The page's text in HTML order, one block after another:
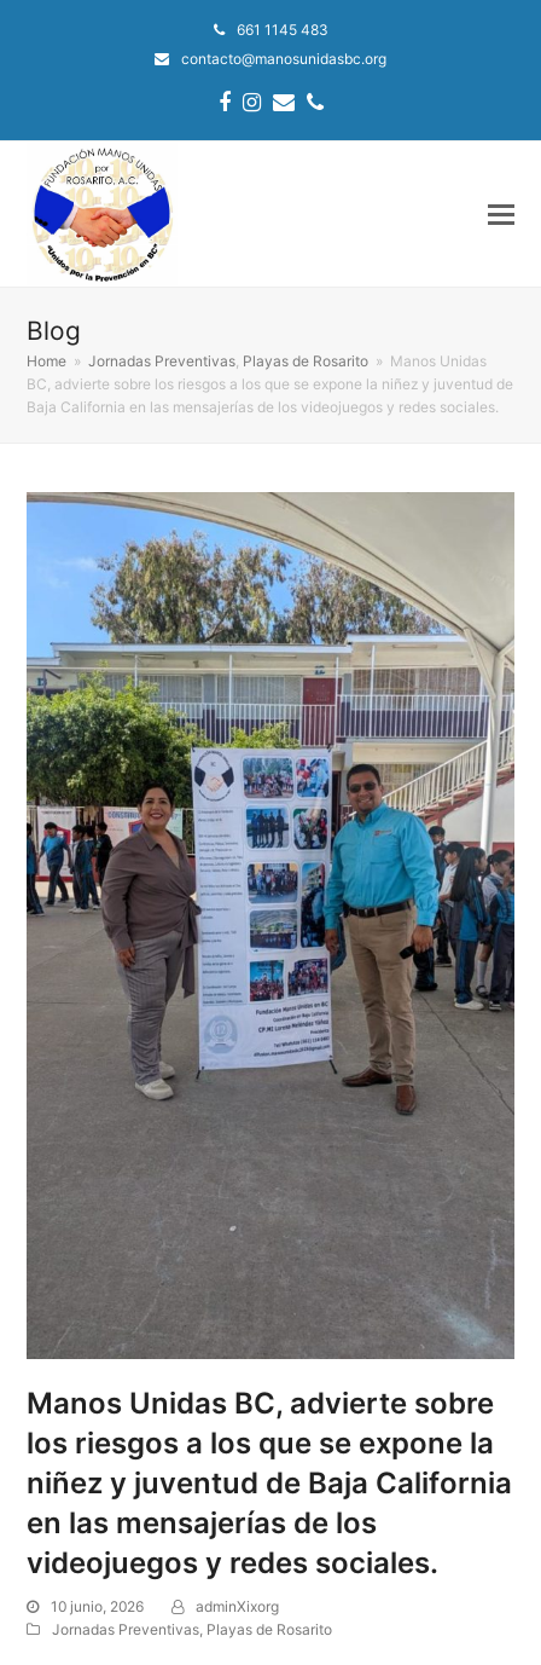
661 1145 483
contacto@manosunidasbc.org
Facebook
Instagram
EmailPhone
Blog
Home » Jornadas Preventivas, Playas de Rosarito » Manos Unidas
BC, advierte sobre los riesgos a los que se expone la niñez y juventud de
Baja California en las mensajerías de los videojuegos y redes sociales.
Manos Unidas BC, advierte sobre
los riesgos a los que se expone la
niñez y juventud de Baja California
en las mensajerías de los
videojuegos y redes sociales.
10 junio, 2026
adminXixorg
Jornadas Preventivas, Playas de Rosarito